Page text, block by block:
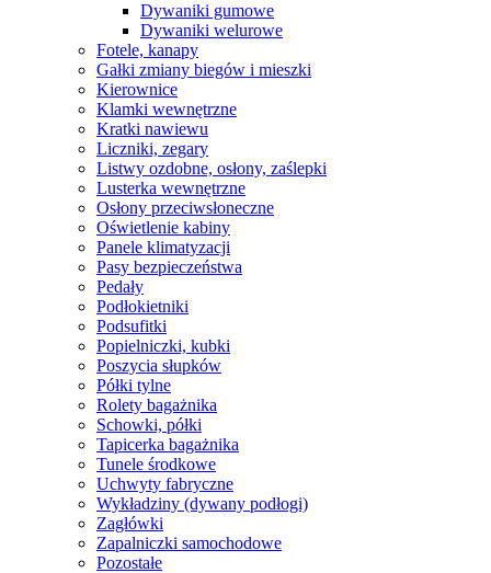
Dywaniki gumowe
Dywaniki welurowe
Fotele, kanapy
Gałki zmiany biegów i mieszki
Kierownice
Klamki wewnętrzne
Kratki nawiewu
Liczniki, zegary
Listwy ozdobne, osłony, zaślepki
Lusterka wewnętrzne
Osłony przeciwsłoneczne
Oświetlenie kabiny
Panele klimatyzacji
Pasy bezpieczeństwa
Pedały
Podłokietniki
Podsufitki
Popielniczki, kubki
Poszycia słupków
Półki tylne
Rolety bagażnika
Schowki, półki
Tapicerka bagażnika
Tunele środkowe
Uchwyty fabryczne
Wykładziny (dywany podłogi)
Zagłówki
Zapalniczki samochodowe
Pozostałe